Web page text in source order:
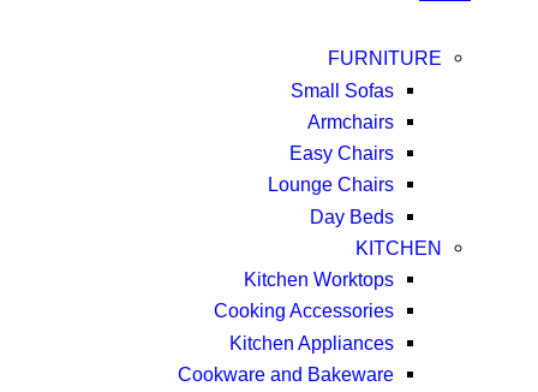
FURNITURE
Small Sofas
Armchairs
Easy Chairs
Lounge Chairs
Day Beds
KITCHEN
Kitchen Worktops
Cooking Accessories
Kitchen Appliances
Cookware and Bakeware